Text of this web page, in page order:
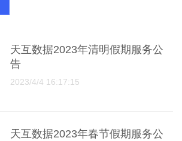
天互数据2023年清明假期服务公
告
2023/4/4 16:17:15
天互数据2023年春节假期服务公